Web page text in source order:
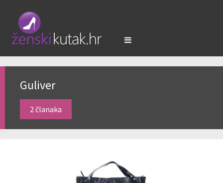
Guliver
2 članaka